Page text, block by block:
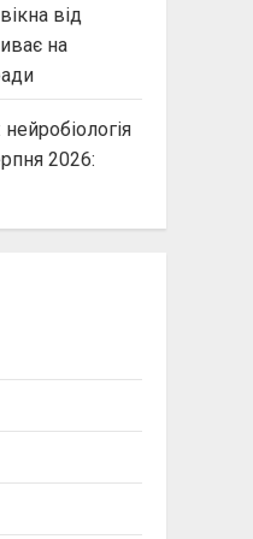
від
на
2026: